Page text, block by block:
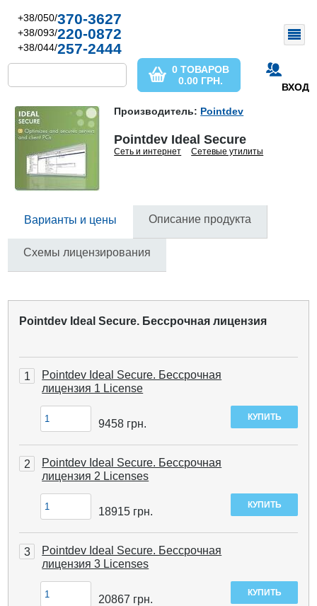
+38/050/370-3627
+38/093/220-0872
+38/044/257-2444
ВХОД
0 ТОВАРОВ
0.00 ГРН.
Производитель: Pointdev
Pointdev Ideal Secure
Сеть и интернет Сетевые утилиты
Варианты и цены Описание продукта
Схемы лицензирования
Pointdev Ideal Secure. Бессрочная лицензия
1
Pointdev Ideal Secure. Бессрочная
лицензия 1 License
9458 грн.
2
Pointdev Ideal Secure. Бессрочная
лицензия 2 Licenses
18915 грн.
3
Pointdev Ideal Secure. Бессрочная
лицензия 3 Licenses
20867 грн.